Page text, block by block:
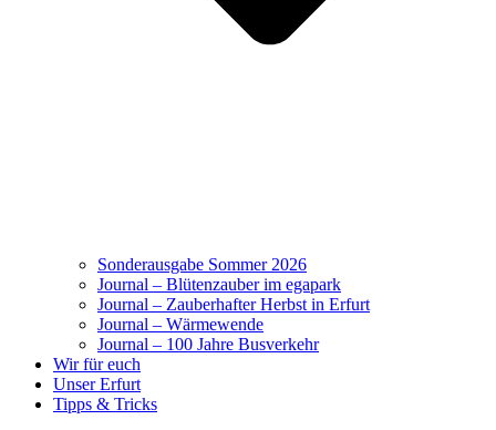
Sonderausgabe Sommer 2026
Journal – Blütenzauber im egapark
Journal – Zauberhafter Herbst in Erfurt
Journal – Wärmewende
Journal – 100 Jahre Busverkehr
Wir für euch
Unser Erfurt
Tipps & Tricks